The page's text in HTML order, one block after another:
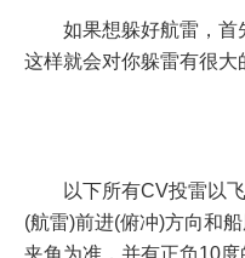
如果想躲好航雷，首
这样就会对你躲雷有很大
以下所有CV投雷以
(航雷)前进(俯冲)方向和
夹角为准，并有正负10